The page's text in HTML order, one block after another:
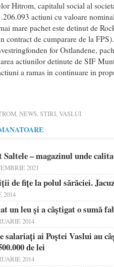
Hitrom, capitalul social al
actiuni cu valoare
mare pachet este detinut de
contract de cumparare de la
for Ostlandene,
actiunilor detinute de SIF
a ramas in continuare in
,NEWS,STIRI,VASLUI
Saltele – magazinul unde
2021
de fiţe la polul sărăciei.
2014
un leu şi a câştigat o sumă
2014
salariaţi ai Poştei Vaslui au
de lei
2014